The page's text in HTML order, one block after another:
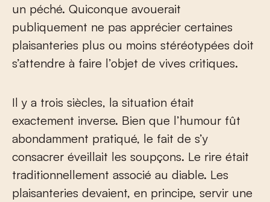
un péché. Quiconque avouerait
publiquement ne pas apprécier certaines
plaisanteries plus ou moins stéréotypées doit
s’attendre à faire l’objet de vives critiques.
Il y a trois siècles, la situation était
exactement inverse. Bien que l’humour fût
abondamment pratiqué, le fait de s’y
consacrer éveillait les soupçons. Le rire était
traditionnellement associé au diable. Les
plaisanteries devaient, en principe, servir une